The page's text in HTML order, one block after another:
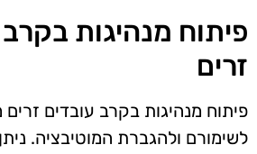
פיתוח מנהיגות
זרים
פיתוח מנהיגות בקרב עובדים זרים
לשימורם ולהגברת המוטיבציה.